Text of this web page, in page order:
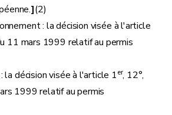
](2)
: la décision visée à l'article
11 mars 1999 relatif au permis
la décision visée à l'article 1er, 12°,
1999 relatif au permis